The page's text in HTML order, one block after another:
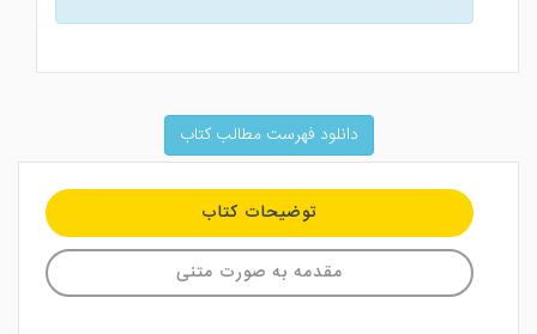
دانلود فهرست مطالب کتاب
توضیحات کتاب
مقدمه به صورت متنی